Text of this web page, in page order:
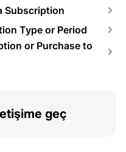
Subscription
Type or Period
or Purchase to
geç